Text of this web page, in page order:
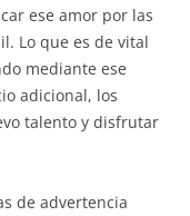
ese amor por las
Lo que es de vital
mediante ese
adicional, los
talento y disfrutar
de advertencia